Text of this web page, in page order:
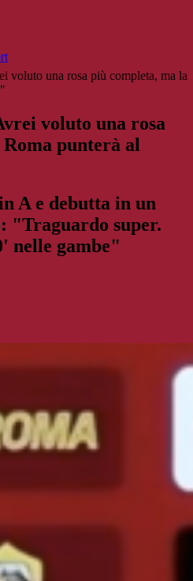
voluto una rosa più completa, ma la
voluto una rosa
punterà al
A e debutta in un
"Traguardo super.
nelle gambe"